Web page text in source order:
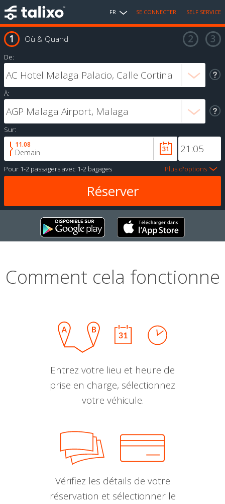
FR SE CONNECTER SELF SERVICE
Où & Quand
De:
À:
Sur:
11.08
Demain
Pour 1-2 passagersavec 1-2 bagages Plus d'options
Comment cela fonctionne
Entrez votre lieu et heure de
prise en charge, sélectionnez
votre véhicule.
Vérifiez les détails de votre
réservation et sélectionner le